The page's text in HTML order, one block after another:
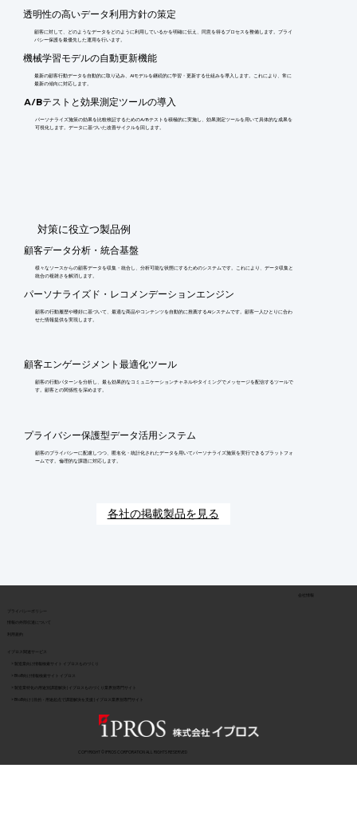
透明性の高いデータ利用方針の策定
顧客に対して、どのようなデータをどのように利用しているかを明確に伝え、同意を得るプロセスを整備します。プライ
バシー保護を最優先した運用を行います。
機械学習モデルの自動更新機能
最新の顧客行動データを自動的に取り込み、AIモデルを継続的に学習・更新する仕組みを導入します。これにより、常に
最新の傾向に対応します。
A/Bテストと効果測定ツールの導入
パーソナライズ施策の効果を比較検証するためのA/Bテストを積極的に実施し、効果測定ツールを用いて具体的な成果を
可視化します。データに基づいた改善サイクルを回します。
​対策に役立つ製品例
顧客データ分析・統合基盤
様々なソースからの顧客データを収集・統合し、分析可能な状態にするためのシステムです。これにより、データ収集と
統合の複雑さを解消します。
パーソナライズド・レコメンデーションエンジン
顧客の行動履歴や嗜好に基づいて、最適な商品やコンテンツを自動的に推薦するAIシステムです。顧客一人ひとりに合わ
せた情報提供を実現します。
顧客エンゲージメント最適化ツール
顧客の行動パターンを分析し、最も効果的なコミュニケーションチャネルやタイミングでメッセージを配信するツールで
す。顧客との関係性を深めます。
プライバシー保護型データ活用システム
顧客のプライバシーに配慮しつつ、匿名化・統計化されたデータを用いてパーソナライズ施策を実行できるプラットフォ
ームです。倫理的な課題に対応します。
各社の掲載製品を見る
​情報の外部伝達について
会社情報
COPYRIGHT © IPROS CORPORATION ALL RIGHTS RESERVED
イプロス関連サービス
> 製造業向け情報検索サイト イプロスものづくり
> BtoB向け | 目的・用途起点で課題解決を支援 | イプロス業界別専門サイト
> BtoB向け情報検索サイト イプロス
> 製造業特化の用途別課題解決 | イプロスものづくり業界別専門サイト